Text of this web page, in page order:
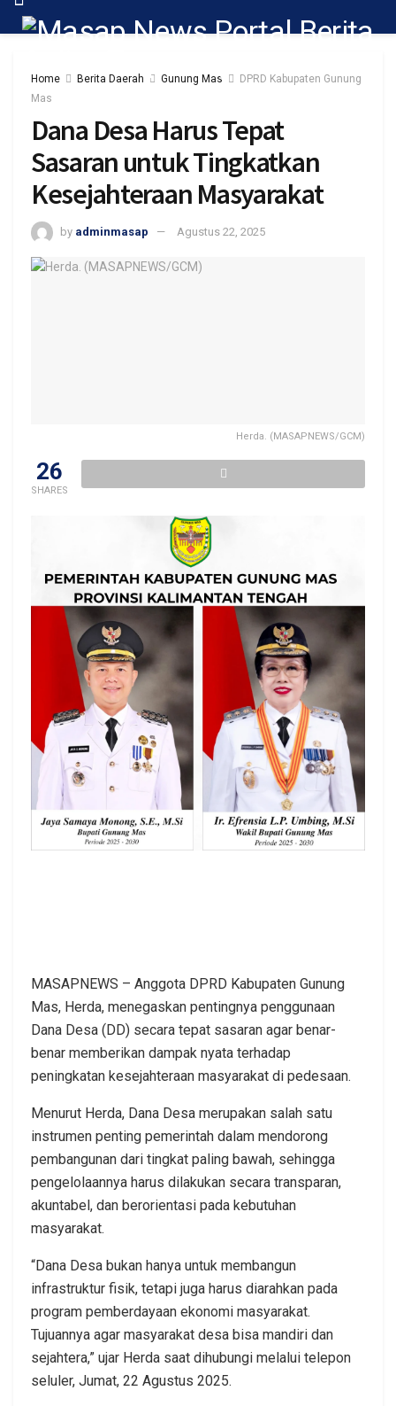
Home Berita Daerah Gunung Mas
DPRD Kabupaten Gunung
Mas
Dana Desa Harus Tepat
Sasaran untuk Tingkatkan
Kesejahteraan Masyarakat
by adminmasap Agustus 22, 2025
Herda. (MASAPNEWS/GCM)
26
SHARES
MASAPNEWS – Anggota DPRD Kabupaten Gunung
Mas, Herda, menegaskan pentingnya penggunaan
Dana Desa (DD) secara tepat sasaran agar benar-
benar memberikan dampak nyata terhadap
peningkatan kesejahteraan masyarakat di pedesaan.
Menurut Herda, Dana Desa merupakan salah satu
instrumen penting pemerintah dalam mendorong
pembangunan dari tingkat paling bawah, sehingga
pengelolaannya harus dilakukan secara transparan,
akuntabel, dan berorientasi pada kebutuhan
masyarakat.
“Dana Desa bukan hanya untuk membangun
infrastruktur fisik, tetapi juga harus diarahkan pada
program pemberdayaan ekonomi masyarakat.
Tujuannya agar masyarakat desa bisa mandiri dan
sejahtera,” ujar Herda saat dihubungi melalui telepon
seluler, Jumat, 22 Agustus 2025.